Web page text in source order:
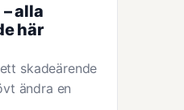
alla
här
skadeärende
ändra en